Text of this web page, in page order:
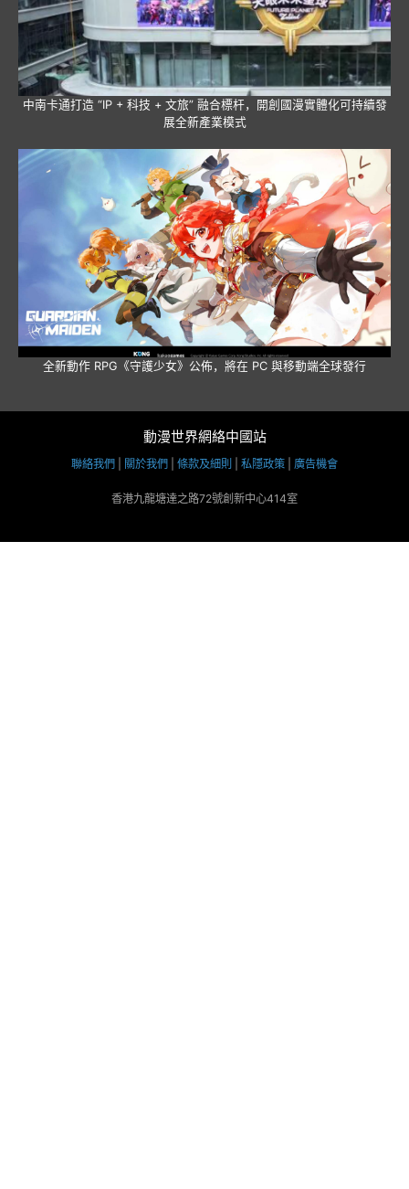
中南卡通打造 “IP + 科技 + 文旅” 融合標杆，開創國漫實體化可持續發
展全新產業模式
全新動作 RPG《守護少女》公佈，將在 PC 與移動端全球發行
動漫世界網絡中國站
聯絡我們 關於我們 條款及細則 私隱政策 廣告機會
香港九龍塘達之路72號創新中心414室